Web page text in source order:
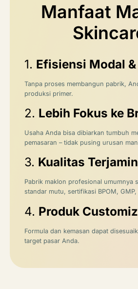
Manfaat
1. Efisiensi Modal
Tanpa proses membangun pabrik,
produksi primer.
2. Lebih Fokus ke
Usaha Anda bisa dibiarkan tumbuh
pemasaran – tidak pusing urusan
3. Kualitas Terjamin
Pabrik maklon profesional umumnya
standar mutu, sertifikasi BPOM,
4. Produk
Formula dan kemasan dapat
target pasar Anda.